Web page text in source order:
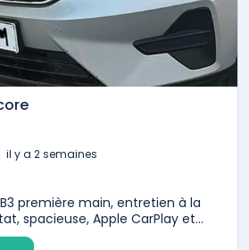
il y a 2 semaines
première main, entretien à la
spacieuse, Apple CarPlay et...